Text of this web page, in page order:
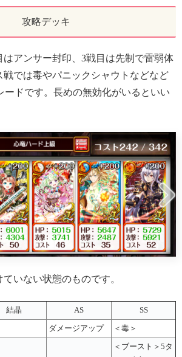
攻略デッキ
はアンサー封印、3戦目は先制で雷弱体
戦では毒やパニックシャウトなどなど
ードです。長めの無効化がいるといい
いない状態のものです。
結晶 AS SS
ダメージアップ ＜毒＞
＜ブースト＞5タ